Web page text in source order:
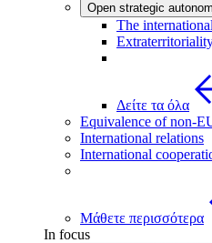
Open strategic
The
Δείτε τα όλα
Equivalence of non-
International relations
International
Μάθετε περισσότερα
In focus